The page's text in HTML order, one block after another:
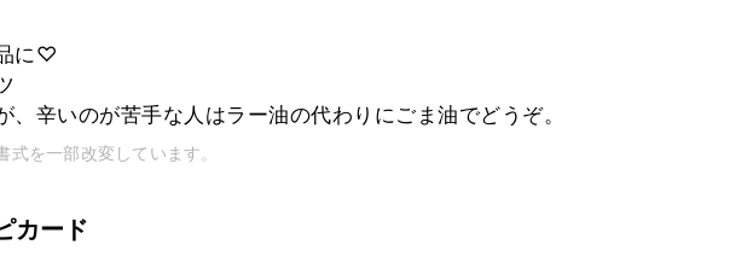
に♡
、辛いのが苦手な人はラー油の代わりにごま油でどうぞ。
を一部改変しています。
カード